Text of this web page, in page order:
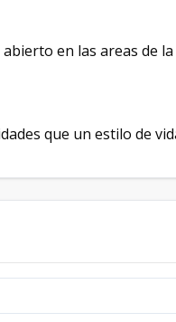
en las areas de la
que un estilo de